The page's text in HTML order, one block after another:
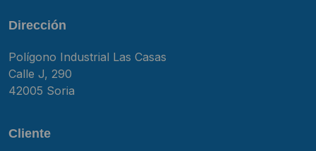
Dirección
Polígono Industrial Las Casas
Calle J, 290
42005 Soria
Cliente